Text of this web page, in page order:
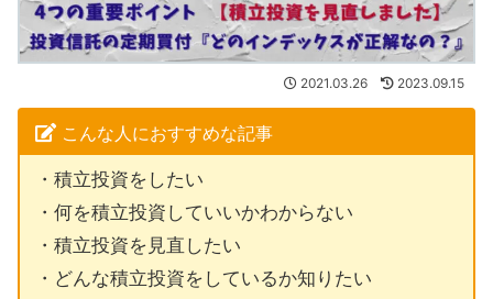
2021.03.26 2023.09.15
こんな人におすすめな記事
・積立投資をしたい
・何を積立投資していいかわからない
・積立投資を見直したい
・どんな積立投資をしているか知りたい